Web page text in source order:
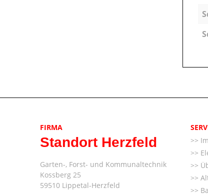
FIRMA
Standort Herzfeld
Garten-, Forst- und Kommunaltechnik
Kossberg 25
59510 Lippetal-Herzfeld